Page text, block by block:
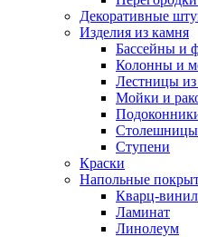
Декоративные
Изделия из камня
Бассейны и
Колонны и
Лестницы
Мойки и
Столешницы
Ступени
Краски
Напольные
Кварц-винил
Ламинат
Линолеум